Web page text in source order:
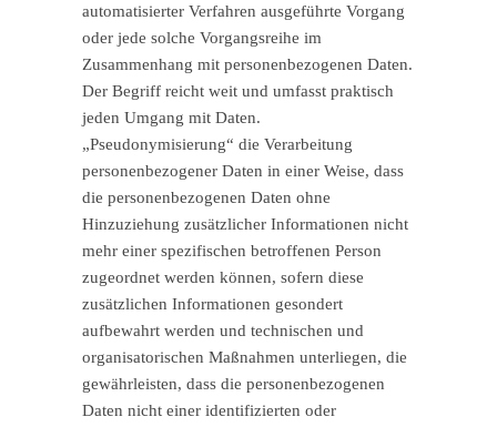
automatisierter Verfahren ausgeführte Vorgang
oder jede solche Vorgangsreihe im
Zusammenhang mit personenbezogenen Daten.
Der Begriff reicht weit und umfasst praktisch
jeden Umgang mit Daten.
„Pseudonymisierung“ die Verarbeitung
personenbezogener Daten in einer Weise, dass
die personenbezogenen Daten ohne
Hinzuziehung zusätzlicher Informationen nicht
mehr einer spezifischen betroffenen Person
zugeordnet werden können, sofern diese
zusätzlichen Informationen gesondert
aufbewahrt werden und technischen und
organisatorischen Maßnahmen unterliegen, die
gewährleisten, dass die personenbezogenen
Daten nicht einer identifizierten oder